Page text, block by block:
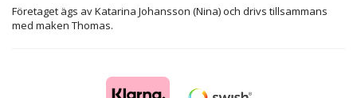
Företaget ägs av Katarina Johansson (Nina) och drivs tillsammans
med maken Thomas.